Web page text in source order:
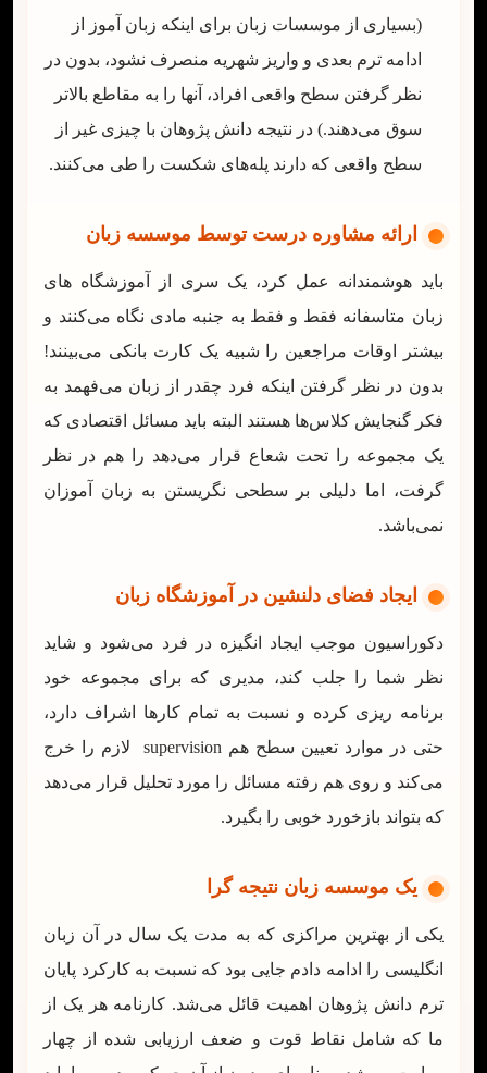
(بسیاری از موسسات زبان برای اینکه زبان آموز از
ادامه ترم بعدی و واریز شهریه منصرف نشود، بدون در
نظر گرفتن سطح واقعی افراد، آنها را به مقاطع بالاتر
سوق می‌دهند.) در نتیجه دانش پژوهان با چیزی غیر از
سطح واقعی که دارند پله‌های شکست را طی می‌کنند.
ارائه مشاوره درست توسط موسسه زبان
باید هوشمندانه عمل کرد، یک سری از آموزشگاه های
زبان متاسفانه فقط و فقط به جنبه مادی نگاه می‌کنند و
بیشتر اوقات مراجعین را شبیه یک کارت بانکی می‌بینند!
بدون در نظر گرفتن اینکه فرد چقدر از زبان می‌فهمد به
فکر گنجایش کلاس‌ها هستند البته باید مسائل اقتصادی که
یک مجموعه را تحت شعاع قرار می‌دهد را هم در نظر
گرفت، اما دلیلی بر سطحی نگریستن به زبان آموزان
نمی‌باشد.
ایجاد فضای دلنشین در آموزشگاه زبان
دکوراسیون موجب ایجاد انگیزه در فرد می‌شود و شاید
نظر شما را جلب کند، مدیری که برای مجموعه خود
برنامه ریزی کرده و نسبت به تمام کارها اشراف دارد،
حتی در موارد تعیین سطح هم supervision لازم را خرج
می‌کند و روی هم رفته مسائل را مورد تحلیل قرار می‌دهد
که بتواند بازخورد خوبی را بگیرد.
یک موسسه زبان نتیجه گرا
یکی از بهترین مراکزی که به مدت یک سال در آن زبان
انگلیسی را ادامه دادم جایی بود که نسبت به کارکرد پایان
ترم دانش پژوهان اهمیت قائل می‌شد. کارنامه هر یک از
ما که شامل نقاط قوت و ضعف ارزیابی شده از چهار